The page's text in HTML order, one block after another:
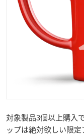
対象製品3個以上購入
ップは絶対欲しい限定